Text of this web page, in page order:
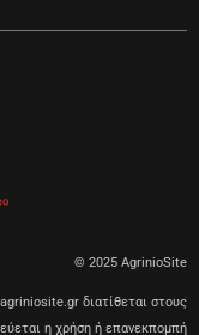
© 2025 AgrinioSite
διατίθεται στους
η χρήση ή επανεκπομπή